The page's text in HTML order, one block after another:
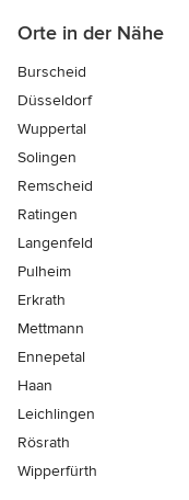
Orte in der Nähe
Burscheid
Düsseldorf
Wuppertal
Solingen
Remscheid
Ratingen
Langenfeld
Pulheim
Erkrath
Mettmann
Ennepetal
Haan
Leichlingen
Rösrath
Wipperfürth